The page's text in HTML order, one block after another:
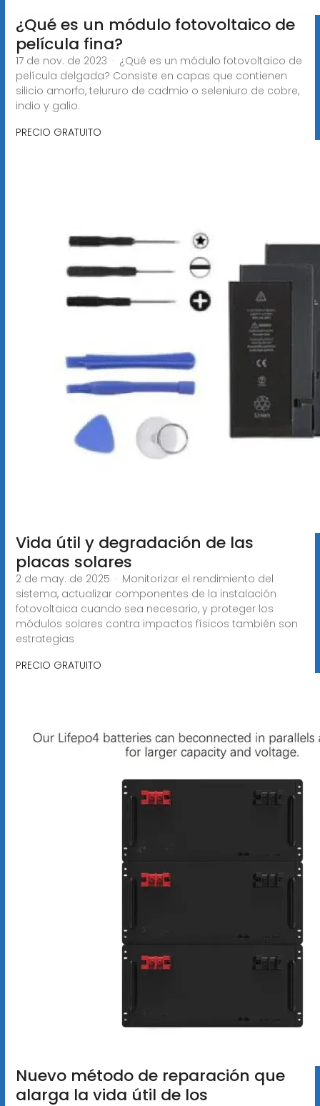
¿Qué es un módulo fotovoltaico de
película fina?
17 de nov. de 2023 · ¿Qué es un módulo fotovoltaico de
película delgada? Consiste en capas que contienen
silicio amorfo, telururo de cadmio o seleniuro de cobre,
indio y galio.
PRECIO GRATUITO
Vida útil y degradación de las
placas solares
2 de may. de 2025 · Monitorizar el rendimiento del
sistema, actualizar componentes de la instalación
fotovoltaica cuando sea necesario, y proteger los
módulos solares contra impactos físicos también son
estrategias
PRECIO GRATUITO
Nuevo método de reparación que
alarga la vida útil de los